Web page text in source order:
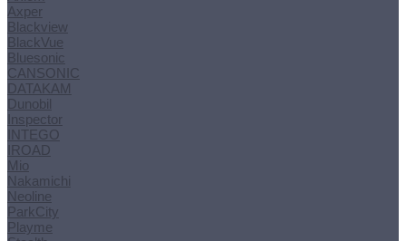
Axper
Blackview
BlackVue
Bluesonic
CANSONIC
DATAKAM
Dunobil
Inspector
INTEGO
IROAD
Mio
Nakamichi
Neoline
ParkCity
Playme